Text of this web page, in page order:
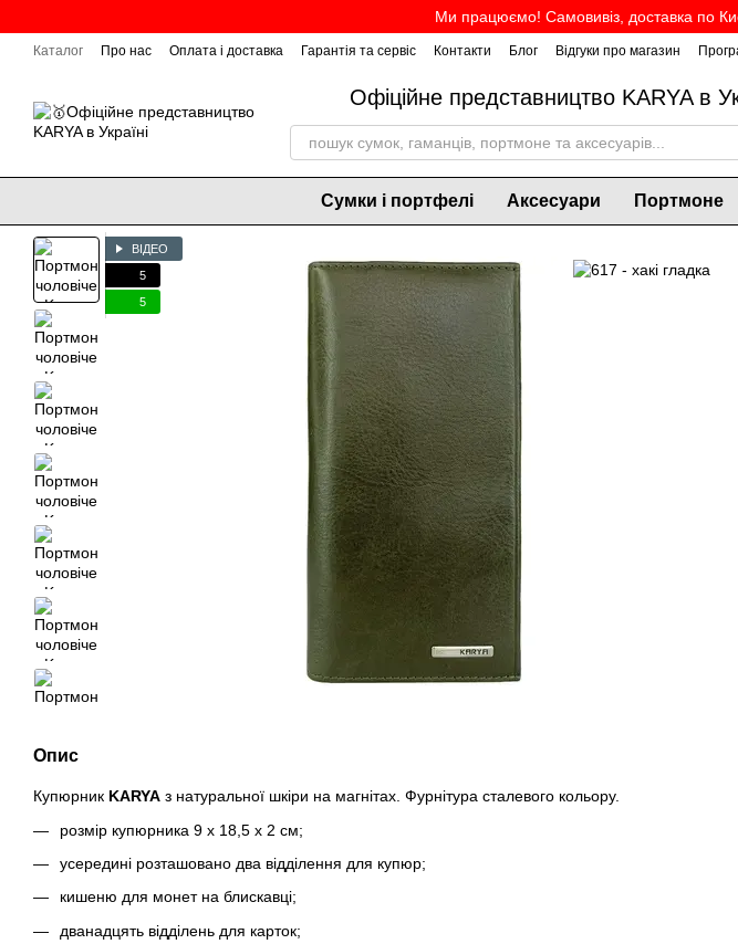
Ми працюємо! Самовивіз, доставка по
Каталог Про нас Оплата і доставка Гарантія та сервіс Контакти Блог Відгуки про магазин
Офіційне представництво KARYA в
Сумки і портфелі Аксесуари Портмоне
ВІДЕО
5
5
Опис
Купюрник KARYA з натуральної шкіри на магнітах. Фурнітура сталевого кольору.
розмір купюрника 9 х 18,5 х 2 см;
усередині розташовано два відділення для купюр;
кишеню для монет на блискавці;
дванадцять відділень для карток;